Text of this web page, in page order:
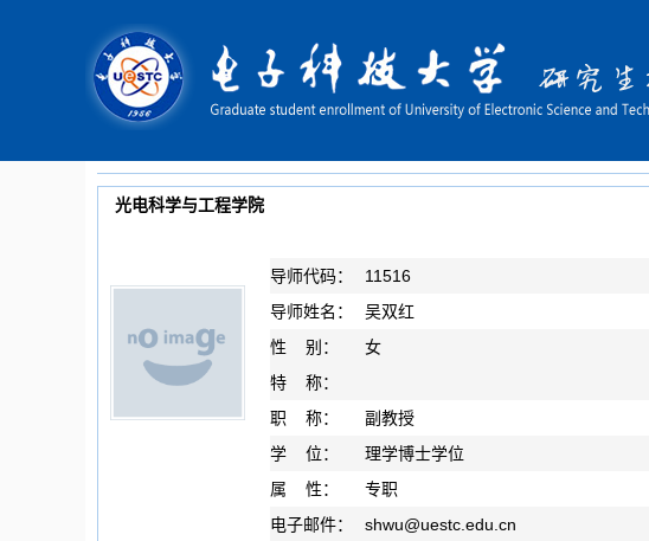
光电科学与工程学院
导师代码：
11516
导师姓名：
吴双红
性 别：
女
特 称：
职 称：
副教授
学 位：
理学博士学位
属 性：
专职
电子邮件：
shwu@uestc.edu.cn